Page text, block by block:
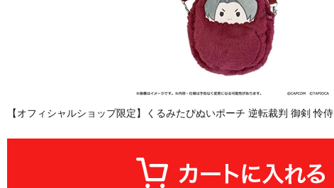
【オフィシャルショップ限定】くるみたぴぬいポーチ 逆転裁判 御剣 怜侍